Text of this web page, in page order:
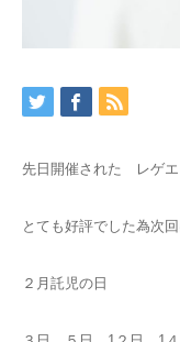
先日開催された レゲ
とても好評でした為次
２月託児の日